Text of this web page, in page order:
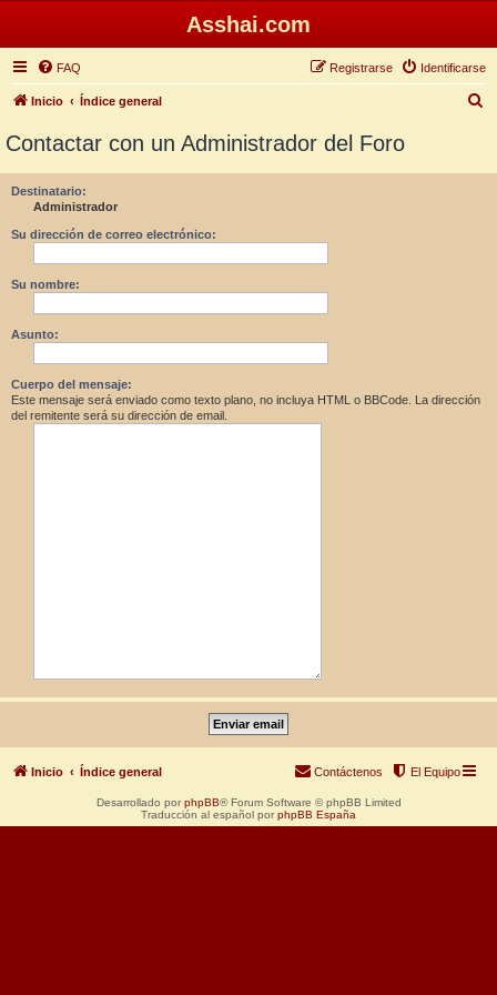
Asshai.com
FAQ Identificarse
Registrarse
Inicio Índice general
Contactar con un Administrador del Foro
Destinatario:
Administrador
Su dirección de correo electrónico:
Su nombre:
Asunto:
Cuerpo del mensaje:
Este mensaje será enviado como texto plano, no incluya HTML o BBCode. La dirección
del remitente será su dirección de email.
Inicio Índice general El Equipo
Contáctenos
Desarrollado por phpBB® Forum Software © phpBB Limited
Traducción al español por phpBB España